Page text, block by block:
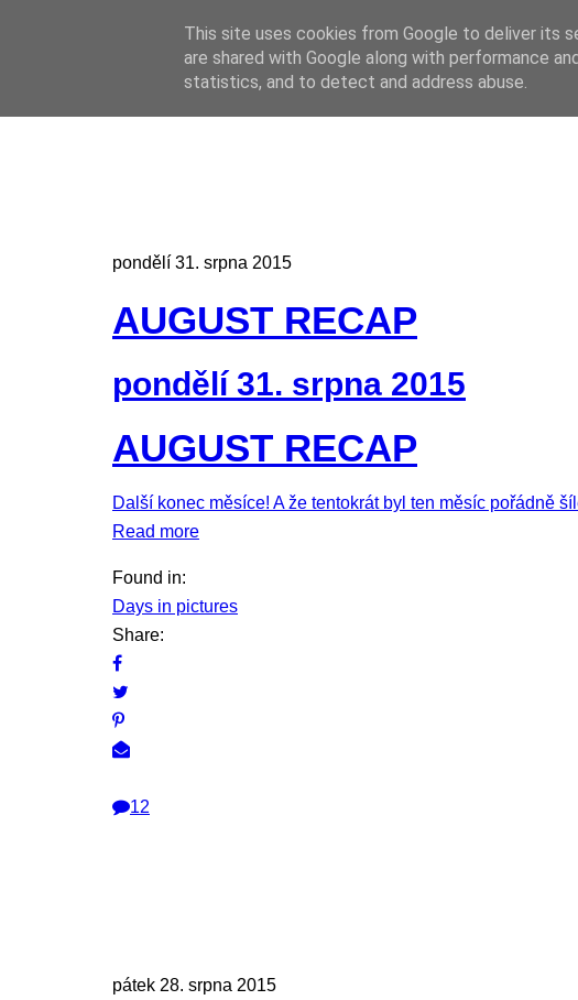
Online casino
Online casino CZ
pondělí 31. srpna 2015
AUGUST RECAP
pondělí 31. srpna 2015
AUGUST RECAP
Další konec měsíce! A že tentokrát byl ten měsíc pořádně
Read more
Found in:
Days in pictures
Share:
12
pátek 28. srpna 2015
This site uses cookies from Google to deliver its
are shared with Google along with performance
statistics, and to detect and address abuse.